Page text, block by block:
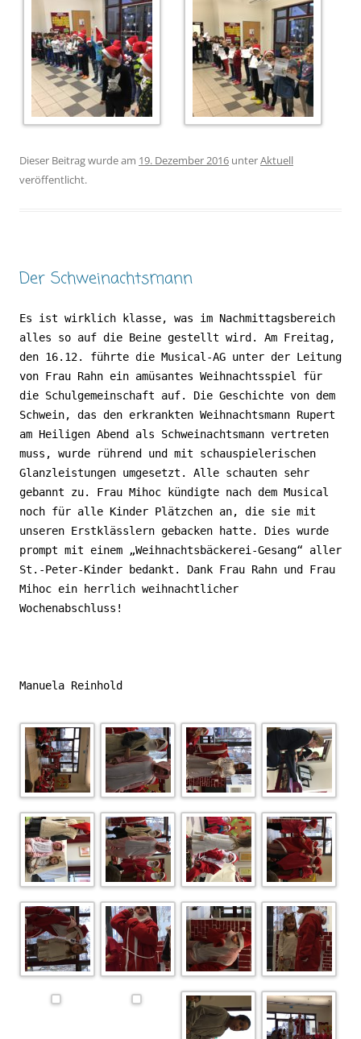
Dieser Beitrag wurde am 19. Dezember 2016 unterAktuell
veröffentlicht.
Der Schweinachtsmann
Es ist wirklich klasse, was im Nachmittagsbereich
alles so auf die Beine gestellt wird. Am Freitag,
den 16.12. führte die Musical-AG unter der Leitung
von Frau Rahn ein amüsantes Weihnachtsspiel für
die Schulgemeinschaft auf. Die Geschichte von dem
Schwein, das den erkrankten Weihnachtsmann Rupert
am Heiligen Abend als Schweinachtsmann vertreten
muss, wurde rührend und mit schauspielerischen
Glanzleistungen umgesetzt. Alle schauten sehr
gebannt zu. Frau Mihoc kündigte nach dem Musical
noch für alle Kinder Plätzchen an, die sie mit
unseren Erstklässlern gebacken hatte. Dies wurde
prompt mit einem „Weihnachtsbäckerei-Gesang“ aller
St.-Peter-Kinder bedankt. Dank Frau Rahn und Frau
Mihoc ein herrlich weihnachtlicher
Wochenabschluss!
Manuela Reinhold